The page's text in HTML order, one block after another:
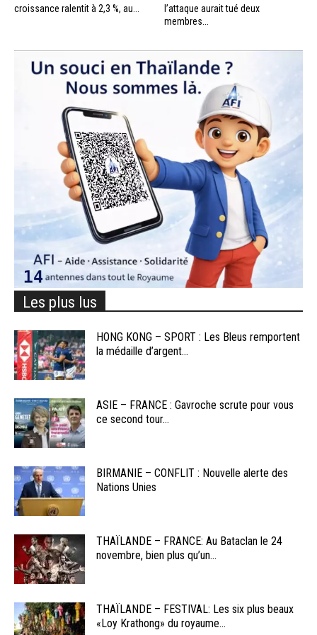
croissance ralentit à 2,3 %, au...
l’attaque aurait tué deux
membres...
Les plus lus
HONG KONG – SPORT : Les Bleus remportent
la médaille d’argent...
ASIE – FRANCE : Gavroche scrute pour vous
ce second tour...
BIRMANIE – CONFLIT : Nouvelle alerte des
Nations Unies
THAÏLANDE – FRANCE: Au Bataclan le 24
novembre, bien plus qu’un...
THAÏLANDE – FESTIVAL: Les six plus beaux
«Loy Krathong» du royaume...